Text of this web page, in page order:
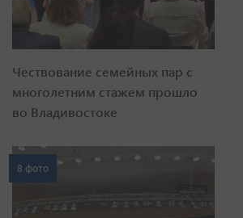
Чествование семейных пар с
многолетним стажем прошло
во Владивостоке
8 фото